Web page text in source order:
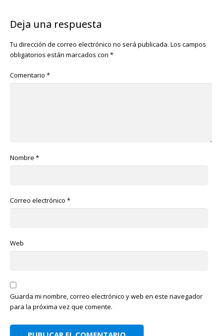
Deja una respuesta
Tu dirección de correo electrónico no será publicada. Los campos
obligatorios están marcados con *
Comentario *
Nombre *
Correo electrónico *
Web
Guarda mi nombre, correo electrónico y web en este navegador
para la próxima vez que comente.